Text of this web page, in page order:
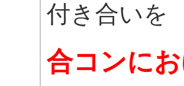
付き合いを
合コンに